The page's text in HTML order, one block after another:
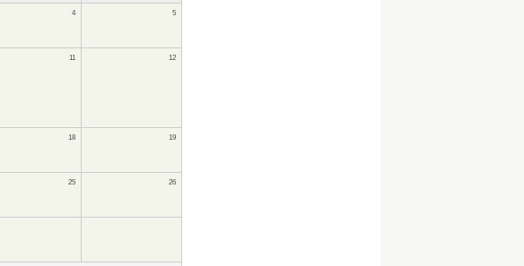
4 5
11 12
18 19
25 26